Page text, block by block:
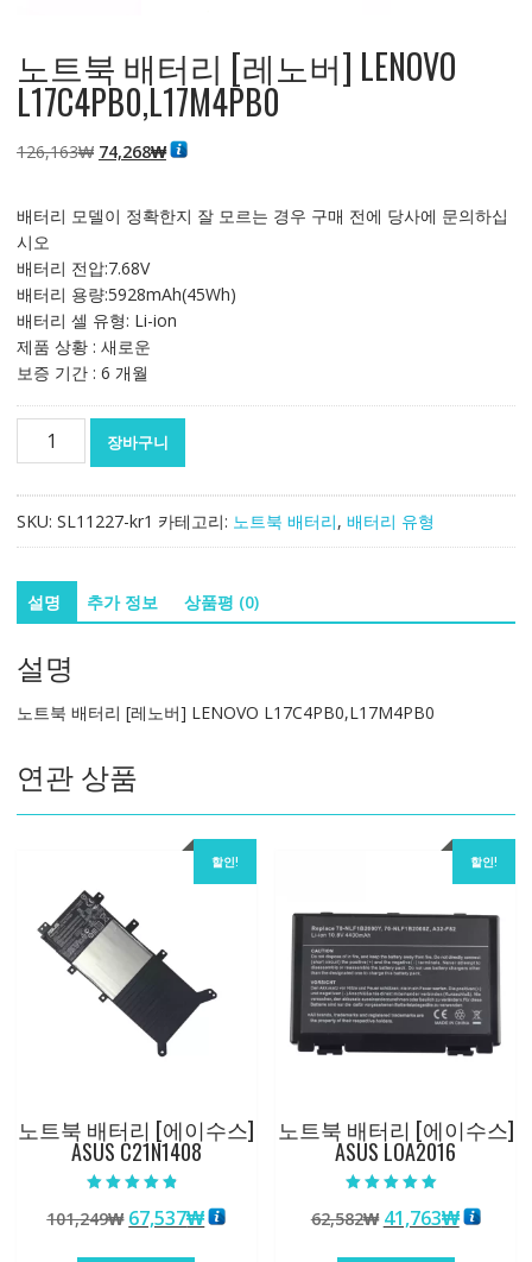
노트북 배터리 [레노버] LENOVO
L17C4PB0,L17M4PB0
126,163₩ 원
격:
74,268₩현
격:
배터리 모델이 정확한지 잘 모르는 경우 구매 전에 당사에 문의하십
시오
배터리 전압:7.68V
배터리 용량:5928mAh(45Wh)
배터리 셀 유형: Li-ion
제품 상황 : 새로운
보증 기간 : 6 개월
터
[레
노
LENOVO
L17C4PB0,L17M4PB0
수
장바구니
SKU: SL11227-kr1 카테고리: 노트북 배터리, 배터리 유형
설명 추가 정보 상품평 (0)
설명
노트북 배터리 [레노버] LENOVO L17C4PB0,L17M4PB0
연관 상품
할인!
노트북 배터리 [에이수스]
ASUS C21N1408
4.50
로 평가됨
101,249₩ 원
67,537₩현
할인!
노트북 배터리 [에이수스]
ASUS LOA2016
5.00
로 평가됨
62,582₩ 원
41,763₩현